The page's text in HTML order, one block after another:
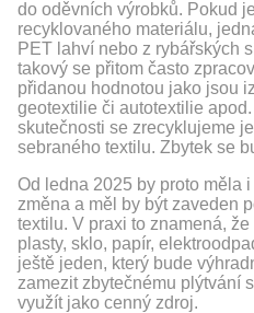
do oděvních výrobků. Pokud
recyklovaného materiálu,
PET lahví nebo z rybářských
takový se přitom často
přidanou hodnotou jako jsou
geotextilie či autotextilie
skutečnosti se zrecyklujeme
sebraného textilu. Zbytek se
Od ledna 2025 by proto měla
změna a měl by být zaveden
textilu. V praxi to znamená,
plasty, sklo, papír,
ještě jeden, který bude
zamezit zbytečnému plýtvání
využít jako cenný zdroj.